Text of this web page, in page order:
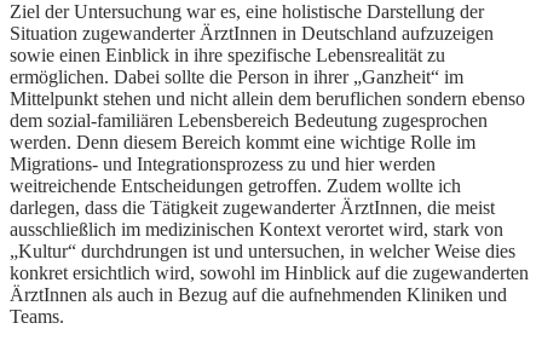
Ziel der Untersuchung war es, eine holistische Darstellung der
Situation zugewanderter ÄrztInnen in Deutschland aufzuzeigen
sowie einen Einblick in ihre spezifische Lebensrealität zu
ermöglichen. Dabei sollte die Person in ihrer „Ganzheit“ im
Mittelpunkt stehen und nicht allein dem beruflichen sondern ebenso
dem sozial-familiären Lebensbereich Bedeutung zugesprochen
werden. Denn diesem Bereich kommt eine wichtige Rolle im
Migrations- und Integrationsprozess zu und hier werden
weitreichende Entscheidungen getroffen. Zudem wollte ich
darlegen, dass die Tätigkeit zugewanderter ÄrztInnen, die meist
ausschließlich im medizinischen Kontext verortet wird, stark von
„Kultur“ durchdrungen ist und untersuchen, in welcher Weise dies
konkret ersichtlich wird, sowohl im Hinblick auf die zugewanderten
ÄrztInnen als auch in Bezug auf die aufnehmenden Kliniken und
Teams.